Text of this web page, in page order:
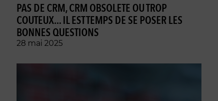
PAS DE CRM, CRM OBSOLETE OU TROP
COUTEUX... IL EST TEMPS DE SE POSER LES
BONNES QUESTIONS
28 mai 2025